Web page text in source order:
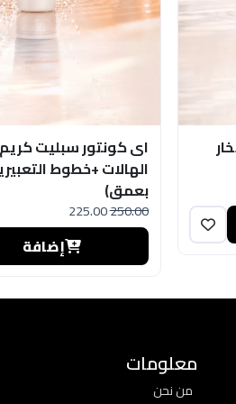
اى كونتور سبليت
الهالات +خطوط
بعمق)
250.00
225.00
إضافة
معلومات
من نحن